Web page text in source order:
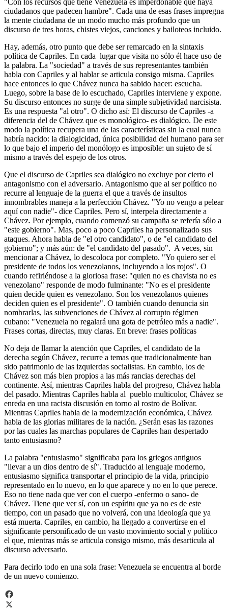
ciudadanos que padecen hambre". Cada una de esas frases impregna
la mente ciudadana de un modo mucho más profundo que un
discurso de tres horas, chistes viejos, canciones y bailoteos incluido.
Hay, además, otro punto que debe ser remarcado en la sintaxis
política de Capriles. En cada lugar que visita no sólo él hace uso de
la palabra. La "sociedad" a través de sus representantes también
habla con Capriles y al hablar se articula consigo misma. Capriles
hace entonces lo que Chávez nunca ha sabido hacer: escucha.
Luego, sobre la base de lo escuchado, Capriles interviene y expone.
Su discurso entonces no surge de una simple subjetividad narcisista.
Es una respuesta "al otro". O dicho así: El discurso de Capriles -a
diferencia del de Chávez que es monológico- es dialógico. De este
modo la política recupera una de las características sin la cual nunca
habría nacido: la dialogicidad, única posibilidad del humano para ser
lo que bajo el imperio del monólogo es imposible: un sujeto de sí
mismo a través del espejo de los otros.
Que el discurso de Capriles sea dialógico no excluye por cierto el
antagonismo con el adversario. Antagonismo que al ser político no
recurre al lenguaje de la guerra el que a través de insultos
innombrables maneja a la perfección Chávez. "Yo no vengo a pelear
aquí con nadie"- dice Capriles. Pero sí, interpela directamente a
Chávez. Por ejemplo, cuando comenzó su campaña se refería sólo a
"este gobierno". Mas, poco a poco Capriles ha personalizado sus
ataques. Ahora habla de "el otro candidato", o de "el candidato del
gobierno"; y más aún: de "el candidato del pasado". A veces, sin
mencionar a Chávez, lo descoloca por completo. "Yo quiero ser el
presidente de todos los venezolanos, incluyendo a los rojos". O
cuando refiriéndose a la gloriosa frase: "quien no es chavista no es
venezolano" responde de modo fulminante: "No es el presidente
quien decide quien es venezolano. Son los venezolanos quienes
deciden quien es el presidente". O también cuando denuncia sin
nombrarlas, las subvenciones de Chávez al corrupto régimen
cubano: "Venezuela no regalará una gota de petróleo más a nadie".
Frases cortas, directas, muy claras. En breve: frases políticas
No deja de llamar la atención que Capriles, el candidato de la
derecha según Chávez, recurre a temas que tradicionalmente han
sido patrimonio de las izquierdas socialistas. En cambio, los de
Chávez son más bien propios a las más rancias derechas del
continente. Así, mientras Capriles habla del progreso, Chávez habla
del pasado. Mientras Capriles habla al pueblo multicolor, Chávez se
enreda en una racista discusión en torno al rostro de Bolívar.
Mientras Capriles habla de la modernización económica, Chávez
habla de las glorias militares de la nación. ¿Serán esas las razones
por las cuales las marchas populares de Capriles han despertado
tanto entusiasmo?
La palabra "entusiasmo" significaba para los griegos antiguos
"llevar a un dios dentro de sí". Traducido al lenguaje moderno,
entusiasmo significa transportar el principio de la vida, principio
representado en lo nuevo, en lo que aparece y no en lo que perece.
Eso no tiene nada que ver con el cuerpo -enfermo o sano- de
Chávez. Tiene que ver sí, con un espíritu que ya no es de este
tiempo, con un pasado que no volverá, con una ideología que ya
está muerta. Capriles, en cambio, ha llegado a convertirse en el
significante personificado de un vasto movimiento social y político
el que, mientras más se articula consigo mismo, más desarticula al
discurso adversario.
Para decirlo todo en una sola frase: Venezuela se encuentra al borde
de un nuevo comienzo.
Facebook